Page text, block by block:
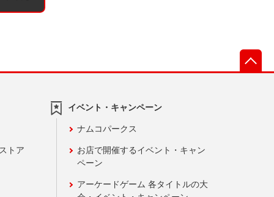
トア
イベント・キャンペーン
ナムコパークス
お店で開催するイベント・キャン
ペーン
アーケードゲーム 各タイトルの大